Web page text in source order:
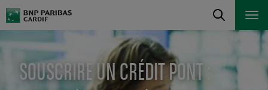
SOUSCRIRE UN CRÉDIT PONT :